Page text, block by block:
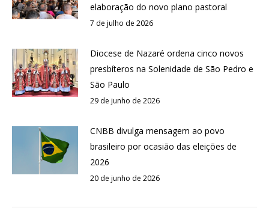
elaboração do novo plano pastoral
7 de julho de 2026
Diocese de Nazaré ordena cinco novos
presbíteros na Solenidade de São Pedro e
São Paulo
29 de junho de 2026
CNBB divulga mensagem ao povo
brasileiro por ocasião das eleições de
2026
20 de junho de 2026